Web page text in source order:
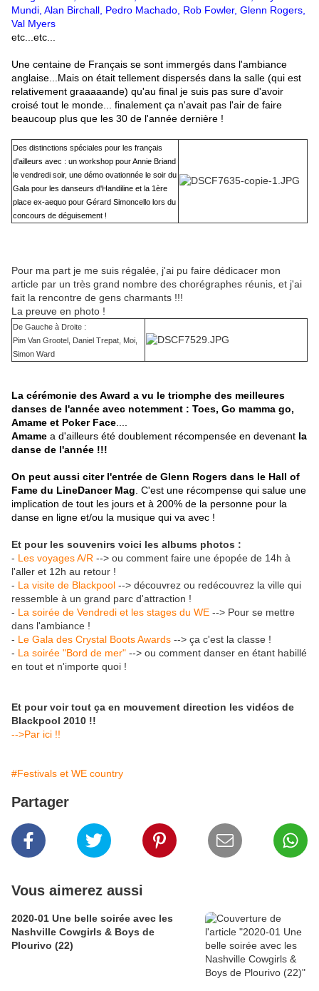
Mundi, Alan Birchall, Pedro Machado, Rob Fowler, Glenn Rogers,
Val Myers
etc...etc...
Une centaine de Français se sont immergés dans l'ambiance
anglaise...Mais on était tellement dispersés dans la salle (qui est
relativement graaaaande) qu'au final je suis pas sure d'avoir
croisé tout le monde... finalement ça n'avait pas l'air de faire
beaucoup plus que les 30 de l'année dernière !
Des distinctions spéciales pour les français
d'ailleurs avec : un workshop pour Annie Briand
le vendredi soir, une démo ovationnée le soir du
Gala pour les danseurs d'Handiline et la 1ère
place ex-aequo pour Gérard Simoncello lors du
concours de déguisement !
Pour ma part je me suis régalée, j'ai pu faire dédicacer mon
article par un très grand nombre des chorégraphes réunis, et j'ai
fait la rencontre de gens charmants !!!
La preuve en photo !
De Gauche à Droite :
Pim Van Grootel, Daniel Trepat, Moi,
Simon Ward
La cérémonie des Award a vu le triomphe des meilleures
danses de l'année avec notemment : Toes, Go mamma go,
Amame et Poker Face
Amame a d'ailleurs été doublement récompensée en devenant la
danse de l'année !!!
On peut aussi citer l'entrée de Glenn Rogers dans le Hall of
Fame du LineDancer Mag . C'est une récompense qui salue une
implication de tout les jours et à 200% de la personne pour la
danse en ligne et/ou la musique qui va avec !
Et pour les souvenirs voici les albums photos :
- Les voyages A/R --> ou comment faire une épopée de 14h à
l'aller et 12h au retour !
- La visite de Blackpool --> découvrez ou redécouvrez la ville qui
ressemble à un grand parc d'attraction !
- La soirée de Vendredi et les stages du WE --> Pour se mettre
dans l'ambiance !
- Le Gala des Crystal Boots Awards --> ça c'est la classe !
- La soirée "Bord de mer" --> ou comment danser en étant habillé
en tout et n'importe quoi !
Et pour voir tout ça en mouvement direction les vidéos de
Blackpool 2010 !!
-->Par ici !!
#Festivals et WE country
Partager
Vous aimerez aussi
2020-01 Une belle soirée avec les
Nashville Cowgirls & Boys de
Plourivo (22)